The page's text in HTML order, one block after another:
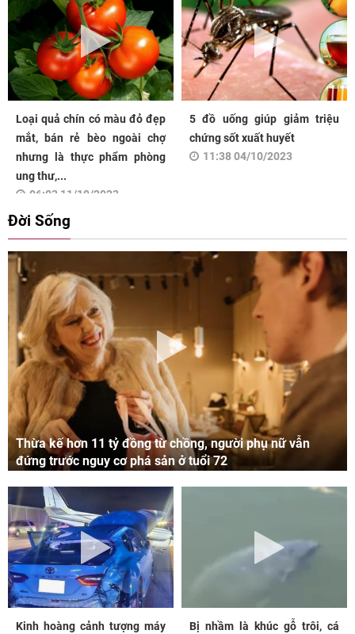
Loại quả chín có màu đỏ đẹp
mắt, bán rẻ bèo ngoài chợ
nhưng là thực phẩm phòng
ung thư,...
06:03 11/10/2023
5 đồ uống giúp giảm triệu
chứng sốt xuất huyết
11:38 04/10/2023
Đời Sống
Thừa kế hơn 11 tỷ đồng từ chồng, người phụ nữ vẫn
đứng trước nguy cơ phá sản ở tuổi 72
Kinh hoàng cảnh tượng máy
Bị nhầm là khúc gỗ trôi, cá